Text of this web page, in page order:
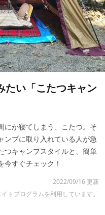
たい「こたつキャン
にか寝てしまう、こたつ。そ
ンプに取り入れている人が急
つキャンプスタイルと、簡単
すぐチェック！
2022/09/16 更新
トプログラムを利用しています。